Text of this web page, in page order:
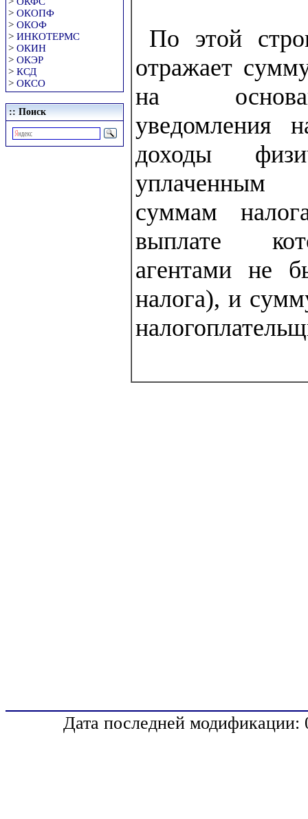
> ОКОПФ
> ОКОФ
> ИНКОТЕРМС
> ОКИН
> ОКЭР
> КСД
> ОКСО
:: Поиск
По этой
отражает
на
уведомления
доходы
уплаченным
суммам
выплате
агентами не
налога), и
Дата последней модификации: